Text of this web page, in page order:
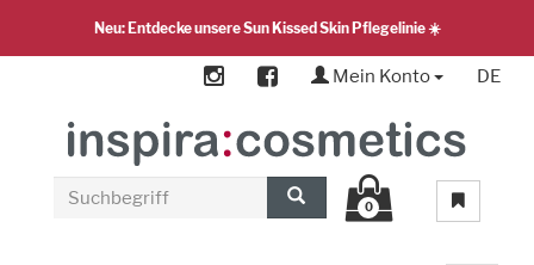
Neu: Entdecke unsere Sun Kissed Skin Pflegelinie ☀️
Mein Konto DE
0